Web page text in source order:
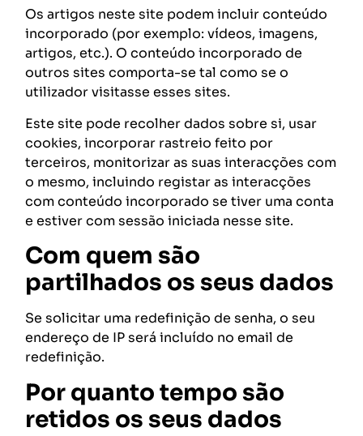
Os artigos neste site podem incluir conteúdo
incorporado (por exemplo: vídeos, imagens,
artigos, etc.). O conteúdo incorporado de
outros sites comporta-se tal como se o
utilizador visitasse esses sites.
Este site pode recolher dados sobre si, usar
cookies, incorporar rastreio feito por
terceiros, monitorizar as suas interacções com
o mesmo, incluindo registar as interacções
com conteúdo incorporado se tiver uma conta
e estiver com sessão iniciada nesse site.
Com quem são
partilhados os seus dados
Se solicitar uma redefinição de senha, o seu
endereço de IP será incluído no email de
redefinição.
Por quanto tempo são
retidos os seus dados